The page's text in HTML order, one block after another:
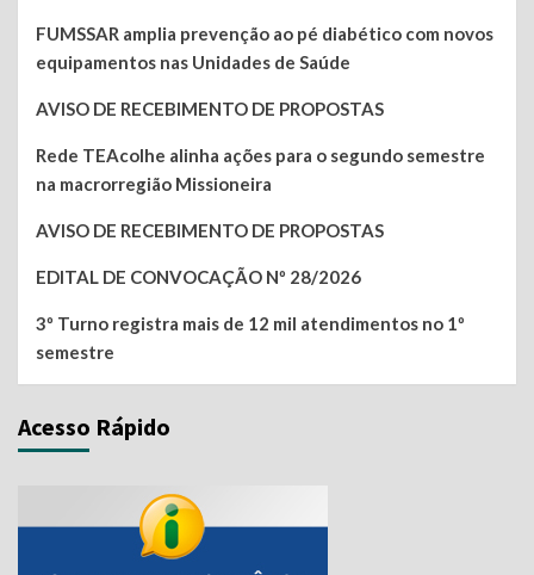
FUMSSAR amplia prevenção ao pé diabético com novos
equipamentos nas Unidades de Saúde
AVISO DE RECEBIMENTO DE PROPOSTAS
Rede TEAcolhe alinha ações para o segundo semestre
na macrorregião Missioneira
AVISO DE RECEBIMENTO DE PROPOSTAS
EDITAL DE CONVOCAÇÃO Nº 28/2026
3º Turno registra mais de 12 mil atendimentos no 1º
semestre
Acesso Rápido